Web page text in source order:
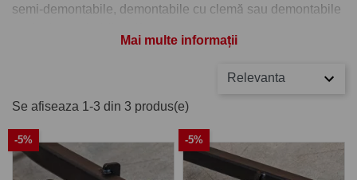
semi-demontabile, demontabile cu clemă sau demontabile
pentru DACIA LOGAN 4 uși
11.2020 -
Pewww.carlig.ro
veți găs cârlige remorcare de calitate și
de încredere pentru DACIA LOGAN 4 uși 11.2020 - . Toate
Mai multe informații
Relevanta
Se afiseaza 1-3 din 3 produs(e)
-5% -5%